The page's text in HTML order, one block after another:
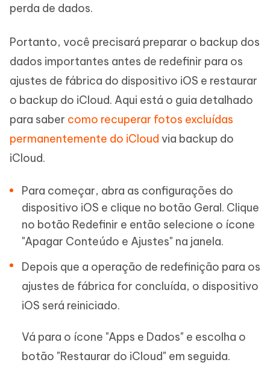
perda de dados.
Portanto, você precisará preparar o backup dos
dados importantes antes de redefinir para os
ajustes de fábrica do dispositivo iOS e restaurar
o backup do iCloud. Aqui está o guia detalhado
para saber como recuperar fotos excluídas
permanentemente do iCloud via backup do
iCloud.
Para começar, abra as configurações do
dispositivo iOS e clique no botão Geral. Clique
no botão Redefinir e então selecione o ícone
"Apagar Conteúdo e Ajustes" na janela.
Depois que a operação de redefinição para os
ajustes de fábrica for concluída, o dispositivo
iOS será reiniciado.
Vá para o ícone "Apps e Dados" e escolha o
botão "Restaurar do iCloud" em seguida.